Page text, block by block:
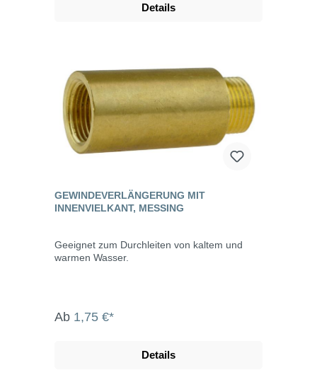
Details
GEWINDEVERLÄNGERUNG MIT
INNENVIELKANT, MESSING
Geeignet zum Durchleiten von kaltem und
warmen Wasser.
Ab 1,75 €*
Details